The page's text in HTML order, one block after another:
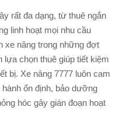
rất đa dạng, từ thuê ngắn
linh hoạt mọi nhu cầu
xe nâng trong những đợt
lựa chọn thuê giúp tiết kiệm
bị. Xe nâng 7777 luôn cam
ổn định, bảo dưỡng
hóc gây gián đoạn hoạt